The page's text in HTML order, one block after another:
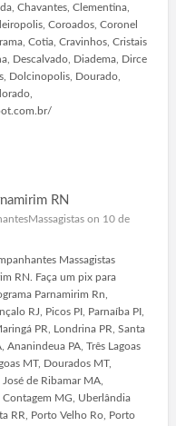
Chavantes, Clementina,
Coroados, Coronel
Cotia, Cravinhos, Cristais
Descalvado, Diadema, Dirce
Dolcinopolis, Dourado,
RN
on 10 de
Massagistas
RN. Faça um pix para
Parnamirim Rn,
RJ, Picos PI, Parnaíba PI,
PR, Londrina PR, Santa
Ananindeua PA, Três Lagoas
MT, Dourados MT,
de Ribamar MA,
Contagem MG, Uberlândia
RR, Porto Velho Ro, Porto